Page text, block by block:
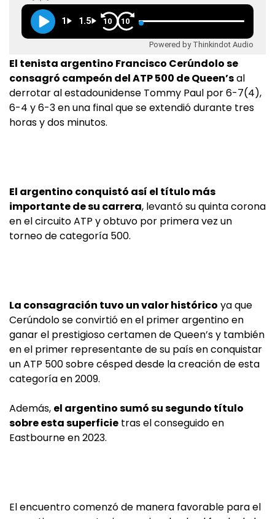
1 1.5 10 10
Powered by Thinkindot Audio
El tenista argentino Francisco Cerúndolo se
consagró campeón del ATP 500 de Queen’sal
derrotar al estadounidense Tommy Paul por 6-7(4),
6-4 y 6-3 en una final que se extendió durante tres
horas y dos minutos.
El argentino conquistó así el título más
importante de su carrera, levantó su quinta corona
en el circuito ATP y obtuvo por primera vez un
torneo de categoría 500.
La consagración tuvo un valor histórico ya que
Cerúndolo se convirtió en el primer argentino en
ganar el prestigioso certamen de Queen’s y también
en el primer representante de su país en conquistar
un ATP 500 sobre césped desde la creación de esta
categoría en 2009.
Además, el argentino sumó su segundo título
sobre esta superficie tras el conseguido en
Eastbourne en 2023.
El encuentro comenzó de manera favorable para el